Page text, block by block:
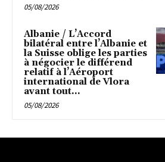
05/08/2026
Albanie / L’Accord
bilatéral entre l’Albanie et
la Suisse oblige les parties
à négocier le différend
relatif à l’Aéroport
international de Vlora
avant tout...
05/08/2026